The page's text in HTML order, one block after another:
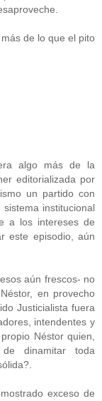
de lo que el pito
algo más de la
editorializada por
un partido con
institucional
a los intereses de
este episodio, aún
aún frescos- no
en provecho
Justicialista fuera
intendentes y
Néstor quien,
dinamitar toda
exceso de